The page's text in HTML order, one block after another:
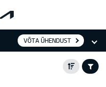
VÕTA ÜHENDUST